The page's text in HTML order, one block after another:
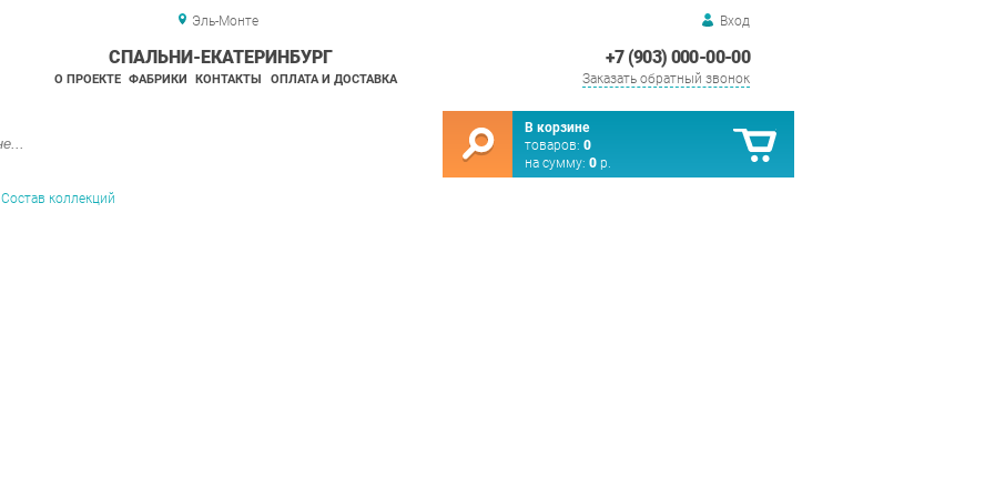
Эль-Монте Вход
+7 (903) 000-00-00
Заказать обратный звонок
СПАЛЬНИ-ЕКАТЕРИНБУРГ
О ПРОЕКТЕ ФАБРИКИ КОНТАКТЫ ОПЛАТА И ДОСТАВКА
В корзине
товаров: 0
на сумму: 0 р.
Состав коллекций